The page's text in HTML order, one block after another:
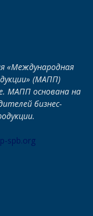
«Международная
(МАПП)
МАПП основана на
бизнес-
spb.org